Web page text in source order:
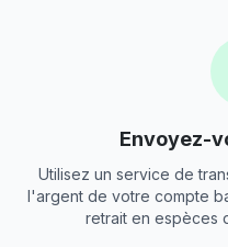
Envoyez-
Utilisez un service de
l'argent de votre compte
retrait en espèces